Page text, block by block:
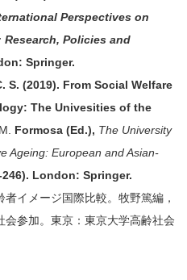
Perspectives on
Policies and
Springer.
S. (2019). From Social Welfare
The Univesities of the
Formosa (Ed.), The University
Ageing: European and Asian-
246). London: Springer.
イメージ国際比較。牧野篤編，
会参加。東京：東京大学高齢社会